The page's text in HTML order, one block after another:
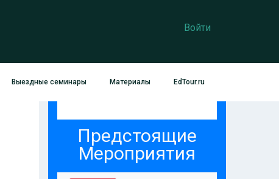
Войти
Выездные семинары Материалы EdTour.ru
Предстоящие
Мероприятия